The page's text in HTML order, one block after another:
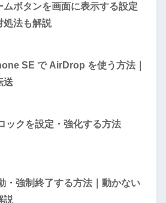
ムボタンを画面に表示する設定
処法も解説
SE で AirDrop を使う方法｜
送
ックを設定・強化する方法
・強制終了する方法｜動かない
説